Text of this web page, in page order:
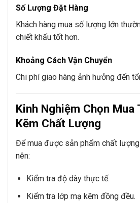
Số Lượng Đặt Hàng
Khách hàng mua số lượng lớn
chiết khấu tốt hơn.
Khoảng Cách Vận Chuyển
Chi phí giao hàng ảnh hưởng đến
Kinh Nghiệm Chọn Mua
Kẽm Chất Lượng
Để mua được sản phẩm chất lượng
nên:
Kiểm tra độ dày thực tế.
Kiểm tra lớp mạ kẽm đồng đều.